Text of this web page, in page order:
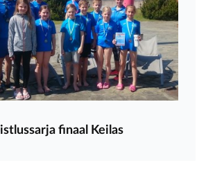
finaal Keilas